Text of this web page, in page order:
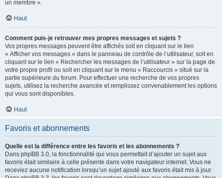
un membre ».
Haut
Comment puis-je retrouver mes propres messages et sujets ?
Vos propres messages peuvent être affichés soit en cliquant sur le lien
« Afficher vos messages » dans le panneau de contrôle de l’utilisateur, soit en
cliquant sur le lien « Rechercher les messages de l’utilisateur » sur la page de
votre propre profil ou soit en cliquant sur le menu « Raccourcis » situé sur la
partie supérieure du forum. Pour effectuer une recherche de vos propres
sujets, utilisez la recherche avancée et remplissez convenablement les options
qui vous sont disponibles.
Haut
Favoris et abonnements
Quelle est la différence entre les favoris et les abonnements ?
Dans phpBB 3.0, la fonctionnalité qui vous permettait d’ajouter un sujet aux
favoris était similaire à celle présente dans votre navigateur internet. Vous ne
receviez aucune notification lorsqu’un sujet ajouté aux favoris était mis à jour.